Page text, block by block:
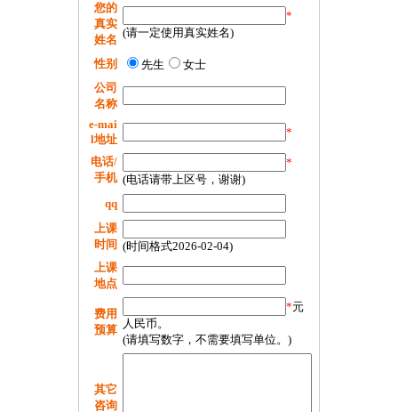
您的
真实
姓名
*
(请一定使用真实姓名)
性别 先生
女士
公司
名称
e-mai
l地址
*
电话/
手机
*
(电话请带上区号，谢谢)
qq
上课
时间 (时间格式2026-02-04)
上课
地点
费用
预算
*元
人民币。
(请填写数字，不需要填写单位。)
其它
咨询